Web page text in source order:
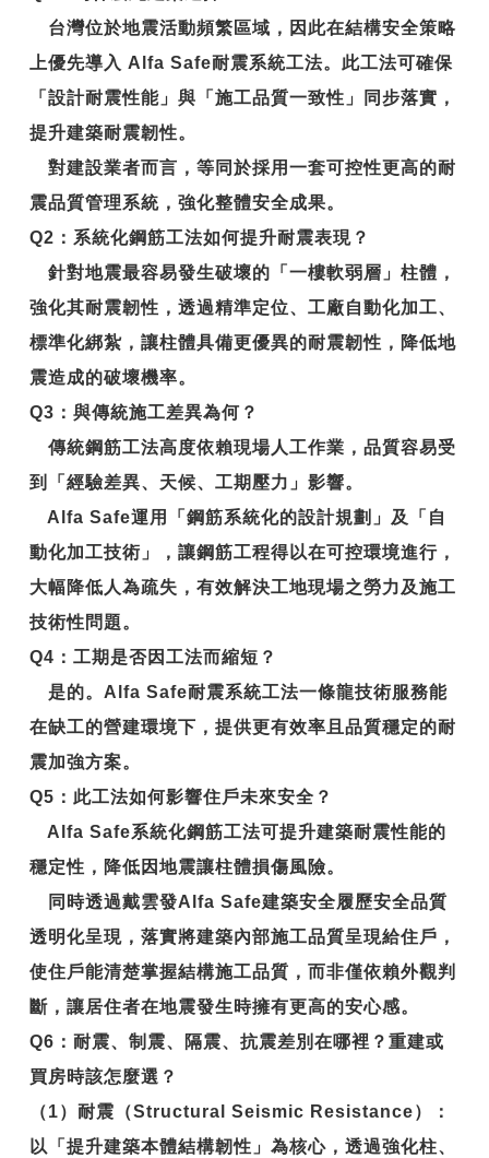
台灣位於地震活動頻繁區域，因此在結構安全策略
上優先導入 Alfa Safe耐震系統工法。此工法可確保
「設計耐震性能」與「施工品質一致性」同步落實，
提升建築耐震韌性。
對建設業者而言，等同於採用一套可控性更高的耐
震品質管理系統，強化整體安全成果。
Q2 ：系統化鋼筋工法如何提升耐震表現？
針對地震最容易發生破壞的「一樓軟弱層」柱體，
強化其耐震韌性，透過精準定位、工廠自動化加工、
標準化綁紮，讓柱體具備更優異的耐震韌性 ，降低地
震造成的破壞機率。
Q3 ：與傳統施工差異為何？
傳統鋼筋工法高度依賴現場人工作業，品質容易受
到「經驗差異、天候、工期壓力」影響。
Alfa Safe運用「鋼筋系統化的設計規劃」及「自
動化加工技術」，讓鋼筋工程得以在可控環境進行，
大幅降低人為疏失，有效解決工地現場之勞力及施工
技術性問題。
Q4 ：工期是否因工法而縮短？
是的。Alfa Safe耐震系統工法一條龍技術服務能
在缺工的營建環境下，提供更有效率且品質穩定的耐
震加強方案。
Q5 ：此工法如何影響住戶未來安全？
Alfa Safe系統化鋼筋工法可提升建築耐震性能的
穩定性，降低因地震讓柱體損傷風險。
同時透過戴雲發Alfa Safe建築安全履歷安全品質
透明化呈現，落實將建築內部施工品質呈現給住戶，
使住戶能清楚掌握結構施工品質，而非僅依賴外觀判
斷，讓居住者在地震發生時擁有更高的安心感。
Q6 ：耐震、制震、隔震、抗震差別在哪裡？重建或
買房時該怎麼選？
（1）耐震（Structural Seismic Resistance）：
以「提升建築本體結構韌性」為核心，透過強化柱、